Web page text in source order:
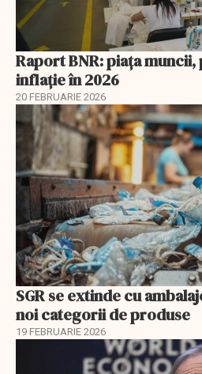
Raport BNR: piața
inflație în 2026
20 FEBRUARIE 2026
SGR se extinde cu
noi categorii de produse
19 FEBRUARIE 2026